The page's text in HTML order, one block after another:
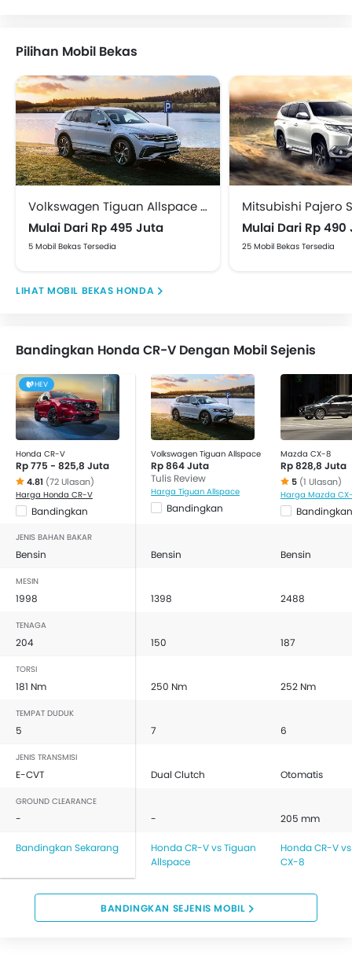
Pilihan Mobil Bekas
Volkswagen Tiguan Allspace Bekas
Mulai Dari Rp 495 Juta
5 Mobil Bekas Tersedia
Mitsubishi Pajero
Mulai Dari Rp 490
25 Mobil Bekas Tersedia
MOBIL BEKAS HONDA
Bandingkan Honda CR-V Dengan Mobil Sejenis
HEV
Honda CR-V
Rp 775 - 825,8 Juta
4.81 (72 Ulasan)
Harga Honda CR-V
Bandingkan
Volkswagen Tiguan Allspace
Rp 864 Juta
Tulis Review
Harga Tiguan Allspace
Bandingkan
Mazda CX-8
Rp 828,8 Juta
5 (1 Ulasan)
Harga Mazda
Bandingkan
JENIS BAHAN BAKAR
Bensin Bensin Bensin
MESIN
1998 1398 2488
TENAGA
204 150 187
TORSI
181 Nm 250 Nm 252 Nm
TEMPAT DUDUK
5 7 6
JENIS TRANSMISI
E-CVT Dual Clutch Otomatis
GROUND CLEARANCE
- - 205 mm
Bandingkan Sekarang
Honda CR-V vs Tiguan
Allspace
Honda CR-V
CX-8
BANDINGKAN SEJENIS MOBIL